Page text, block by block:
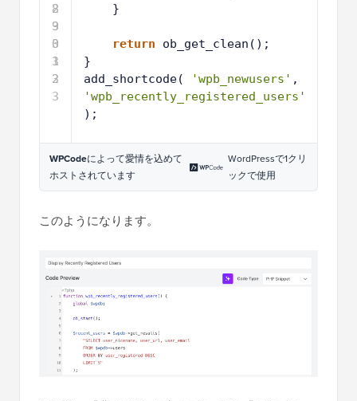
8
2
9
3
0
3
1
3
2
3
3
}
return
ob_get_clean();
}
add_shortcode(
'wpb_newusers'
'wpb_recently_registered_users'
);
WPCodeによって愛情を込めて
ホストされています
WordPressで1クリ
ックで使用
このようになります。